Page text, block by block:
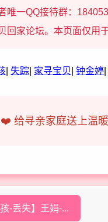
唯一QQ接待群：
回家论坛。本页面仅用
|失踪 家寻宝贝 |钟金婷
❤️ 给寻亲家庭送上温暖
-丢失】王娟-...